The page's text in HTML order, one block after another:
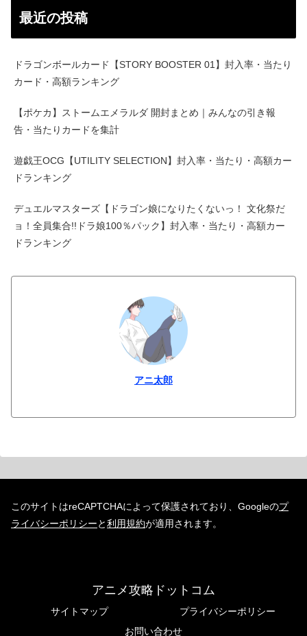
最近の投稿
ドラゴンボールカード【STORY BOOSTER 01】封入率・当たり
カード・高額ランキング
【ポケカ】ストームエメラルダ 開封まとめ｜みんなの引き報
告・当たりカードを集計
遊戯王OCG【UTILITY SELECTION】封入率・当たり・高額カー
ドランキング
デュエルマスターズ【ドラゴン娘になりたくないっ！ 文化祭だ
ョ！全員集合!!ドラ娘100％パック】封入率・当たり・高額カー
ドランキング
アニ太郎
このサイトはreCAPTCHAによって保護されており、Googleのプ
ライバシーポリシーと利用規約が適用されます。
アニメ攻略ドットコム
サイトマップ
プライバシーポリシー
お問い合わせ